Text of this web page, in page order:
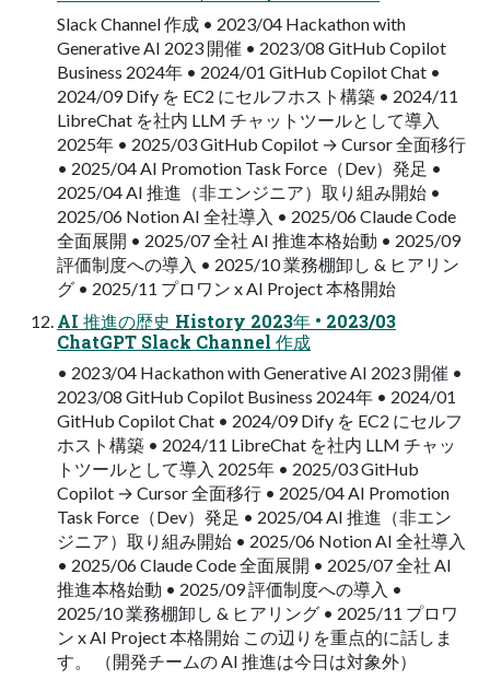
Slack Channel 作成 • 2023/04 Hackathon with
Generative AI 2023 開催 • 2023/08 GitHub Copilot
Business 2024年 • 2024/01 GitHub Copilot Chat •
2024/09 Dify を EC2 にセルフホスト構築 • 2024/11
LibreChat を社内 LLM チャットツールとして導入
2025年 • 2025/03 GitHub Copilot → Cursor 全面移行
• 2025/04 AI Promotion Task Force（Dev）発足 •
2025/04 AI 推進（非エンジニア）取り組み開始 •
2025/06 Notion AI 全社導入 • 2025/06 Claude Code
全面展開 • 2025/07 全社 AI 推進本格始動 • 2025/09
評価制度への導入 • 2025/10 業務棚卸し & ヒアリン
グ • 2025/11 プロワン x AI Project 本格開始
AI 推進の歴史 History 2023年 • 2023/03
ChatGPT Slack Channel 作成
• 2023/04 Hackathon with Generative AI 2023 開催 •
2023/08 GitHub Copilot Business 2024年 • 2024/01
GitHub Copilot Chat • 2024/09 Dify を EC2 にセルフ
ホスト構築 • 2024/11 LibreChat を社内 LLM チャッ
トツールとして導入 2025年 • 2025/03 GitHub
Copilot → Cursor 全面移行 • 2025/04 AI Promotion
Task Force（Dev）発足 • 2025/04 AI 推進（非エン
ジニア）取り組み開始 • 2025/06 Notion AI 全社導入
• 2025/06 Claude Code 全面展開 • 2025/07 全社 AI
推進本格始動 • 2025/09 評価制度への導入 •
2025/10 業務棚卸し & ヒアリング • 2025/11 プロワ
ン x AI Project 本格開始 この辺りを重点的に話しま
す。 （開発チームの AI 推進は今日は対象外）